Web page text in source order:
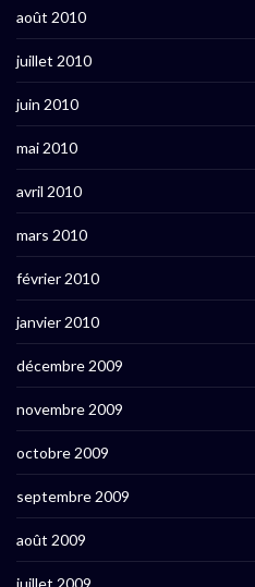
août 2010
juillet 2010
juin 2010
mai 2010
avril 2010
mars 2010
février 2010
janvier 2010
décembre 2009
novembre 2009
octobre 2009
septembre 2009
août 2009